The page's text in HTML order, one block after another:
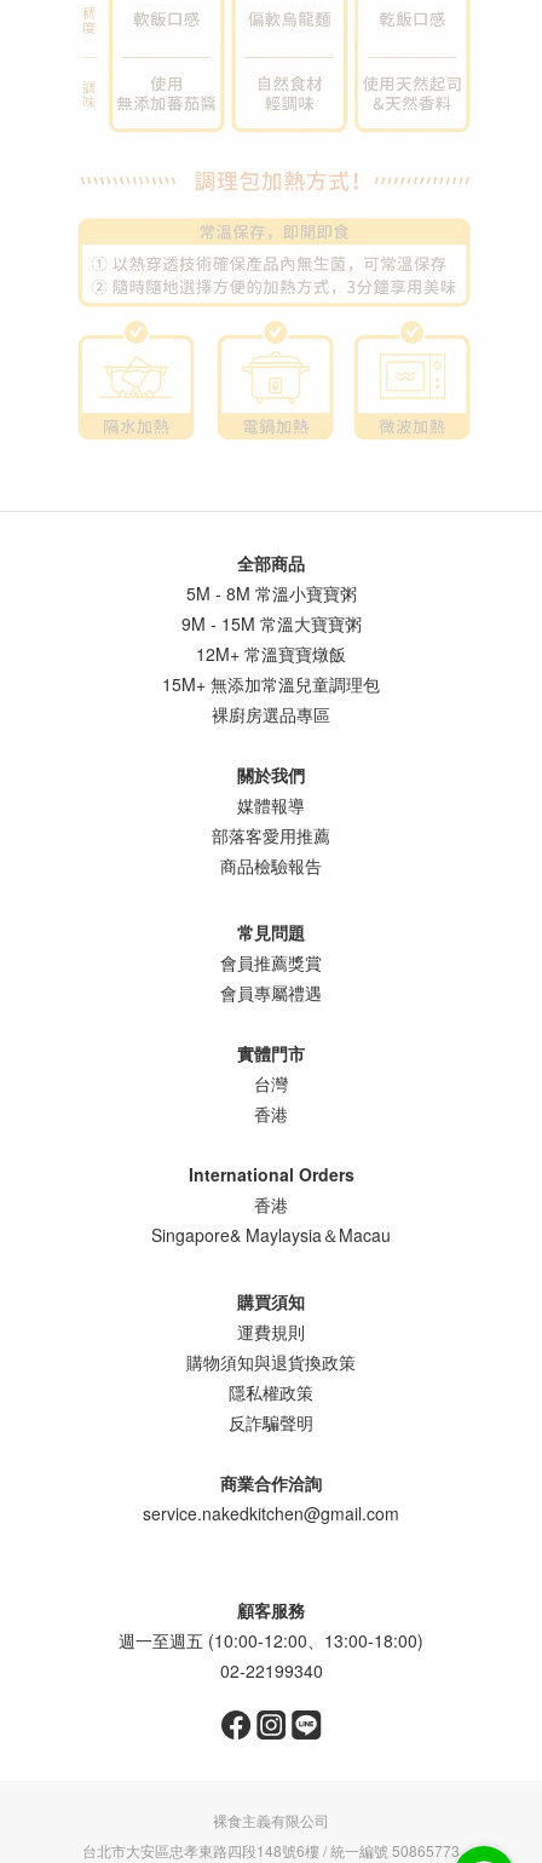
全部商品
5M - 8M 常溫小寶寶粥
9M - 15M 常溫大寶寶粥
12M+ 常溫寶寶燉飯
15M+ 無添加常溫兒童調理包
裸廚房選品專區
關於我們
媒體報導
部落客愛用推薦
商品檢驗報告
常見問題
會員推薦獎賞
會員專屬禮遇
實體門市
台灣
香港
International Orders
香港
Singapore& Maylaysia＆Macau
購買須知
運費規則
購物須知與退貨換政策
隱私權政策
反詐騙聲明
商業合作洽詢
service.nakedkitchen@gmail.com
顧客服務
週一至週五 (10:00-12:00、13:00-18:00)
02-22199340
裸食主義有限公司
台北市大安區忠孝東路四段148號6樓 / 統一編號 50865773